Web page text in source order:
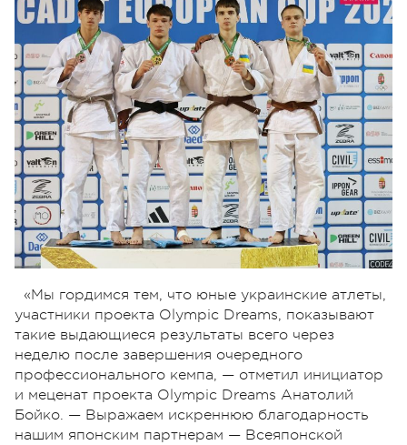
«Мы гордимся тем, что юные украинские атлеты,
участники проекта Olympic Dreams, показывают
такие выдающиеся результаты всего через
неделю после завершения очередного
профессионального кемпа, — отметил инициатор
и меценат проекта Olympic Dreams Анатолий
Бойко. — Выражаем искреннюю благодарность
нашим японским партнерам — Всеяпонской